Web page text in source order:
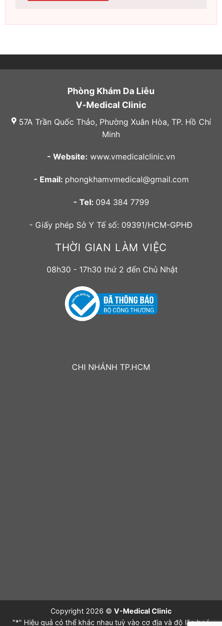
Phòng Khám Da Liễu
V-Medical Clinic
57A Trần Quốc Thảo, Phường Xuân Hòa, TP. Hồ Chí
Minh
- Website: www.vmedicalclinic.vn
- Email: phongkhamvmedical@gmail.com
- Tel: 094 384 7799
- Giấy phép Sở Y Tế số: 09391/HCM-GPHĐ
THỜI GIAN LÀM VIỆC
08h30 - 17h30 thứ 2 đến Chủ Nhật
CHI NHÁNH TP.HCM
Copyright 2026 © V-Medical Clinic
"*" Hiệu quả có thể khác nhau tuỳ vào cơ địa và độ lão hoá